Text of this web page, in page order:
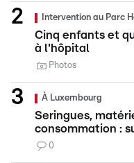
Intervention au Parc
Cinq enfants et
à l'hôpital
Photos
À Luxembourg
Seringues,
consommation :
0